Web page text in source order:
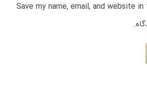
Save my name, email, and website